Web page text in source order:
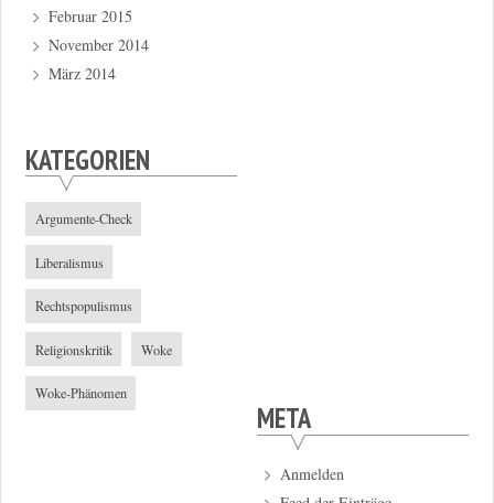
Februar 2015
November 2014
März 2014
KATEGORIEN
Argumente-Check
Liberalismus
Rechtspopulismus
Religionskritik Woke
Woke-Phänomen
META
Anmelden